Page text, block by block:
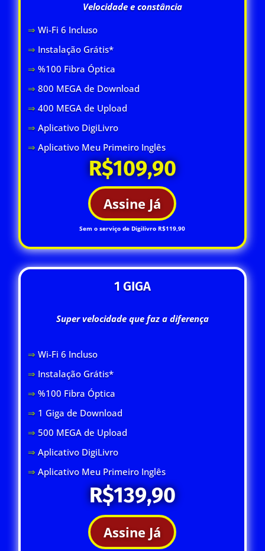
Velocidade e constância
⇒ Wi-Fi 6 Incluso
⇒ Instalação Grátis*
⇒ %100 Fibra Óptica
⇒ 800 MEGA de Download
⇒400 MEGA de Upload
⇒Aplicativo DigiLivro
⇒Aplicativo Meu Primeiro Inglês
R$109,90
Assine Já
Sem o serviço de Digilivro R$119,90
1 GIGA
Super velocidade que faz a diferença
⇒ Wi-Fi 6 Incluso
⇒ Instalação Grátis*
⇒ %100 Fibra Óptica
⇒ 1 Giga de Download
⇒ 500 MEGA de Upload
⇒Aplicativo DigiLivro
⇒Aplicativo Meu Primeiro Inglês
R$139,90
Assine Já